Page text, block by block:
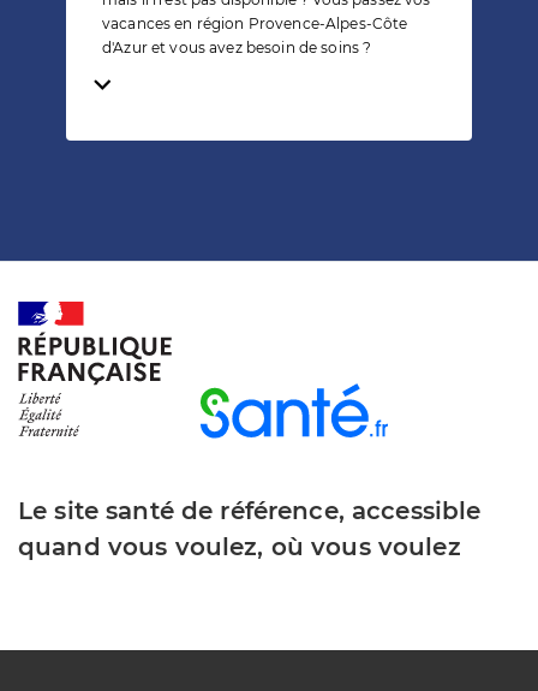
vacances en région Provence-Alpes-Côte
d'Azur et vous avez besoin de soins ?
Temps de lecture
Le site santé de référence, accessible
quand vous voulez, où vous voulez